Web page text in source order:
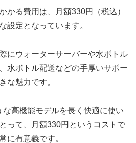
かる費用は、月額330円（税込）
設定となっています。
にウォーターサーバーや水ボトル
水ボトル配送などの手厚いサポー
な魅力です。
高機能モデルを長く快適に使い
って、月額330円というコストで
に有意義です。